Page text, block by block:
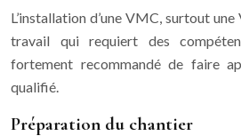
L’installation d’une VMC, surtout
travail qui requiert des
fortement recommandé de faire
qualifié.
Préparation du chantier